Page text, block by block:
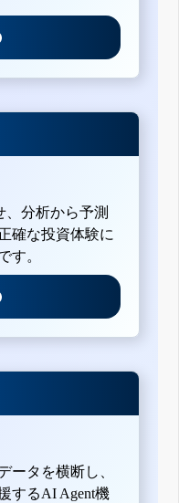
分析から予測
確な投資体験に
す。
ータを横断し、
するAI Agent機